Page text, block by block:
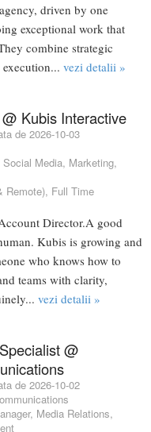
driven by one
exceptional work that
combine strategic
vezi detalii »
Kubis Interactive
de 2026-10-03
Social Media, Marketing,
Remote), Full Time
Director.A good
Kubis is growing and
who knows how to
teams with clarity,
vezi detalii »
@
de 2026-10-02
, Media Relations,